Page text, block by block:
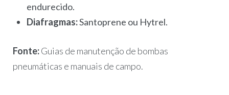
endurecido.
Diafragmas:Santoprene ou Hytrel.
Fonte:Guias de manutenção de bombas
pneumáticas e manuais de campo.